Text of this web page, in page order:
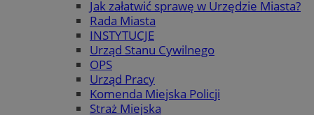
Jak załatwić sprawę w Urzędzie Miasta?
Rada Miasta
INSTYTUCJE
Urząd Stanu Cywilnego
OPS
Urząd Pracy
Komenda Miejska Policji
Straż Miejska